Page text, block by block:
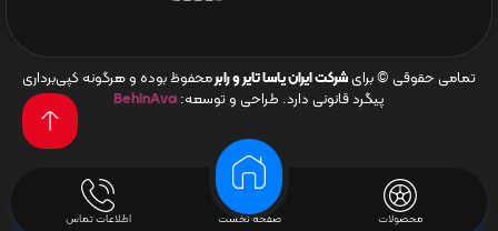
محصولات صفحه نخست اطلاعات تماس
تمامی حقوقی © برای شرکت ایران یاسا تایر و رابرمحفوظ بوده و هرگونه کپی‌برداری
پیگرد قانونی دارد. طراحی و توسعه: BehinAva